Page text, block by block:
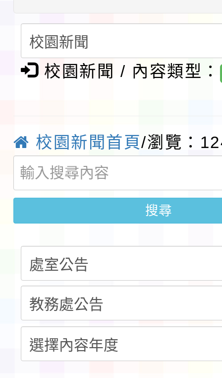
展演活動實施計畫」
請一案
教育部校安中心白海豚
報
淨零綠領人才培育課程
檢送桃園市115學年度
程
函轉國家通訊傳播委員
鎮韌性（防空）演習－
速演練執行計畫」
「115年金融知識線上
法」
本校115學年度第1學
第3次招考代課鐘點教
告(不再辦理後續甄選)
檢送「桃園市115學年
賽實施要點」1份
本市「115學年度學生
程安排一案
「桃園市補助參觀特色
展演活動實施計畫」
請一案
校園新聞 / 內容類型：
校園新聞首頁/瀏覽：
搜尋